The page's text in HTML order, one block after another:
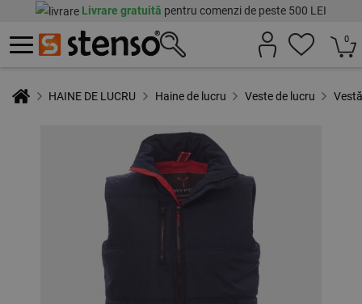
Livrare gratuită pentru comenzi de peste 500 LEI
0
HAINE DE LUCRU Haine de lucru Veste de lucru